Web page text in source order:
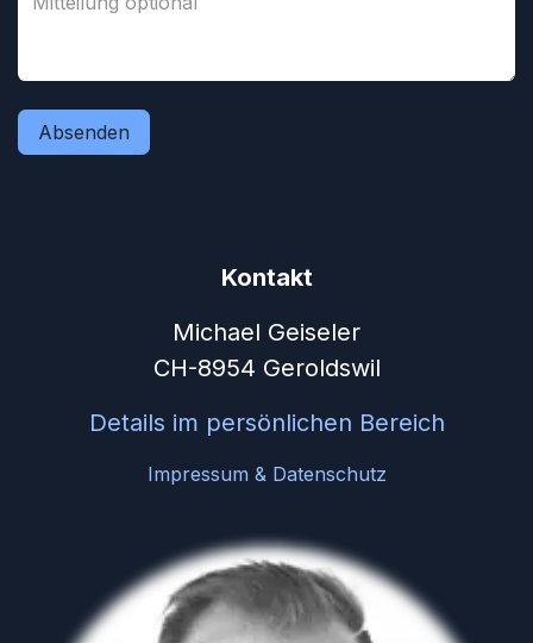
Absenden
Kontakt
Michael Geiseler
CH-8954 Geroldswil
Details im persönlichen Bereich
Impressum & Datenschutz